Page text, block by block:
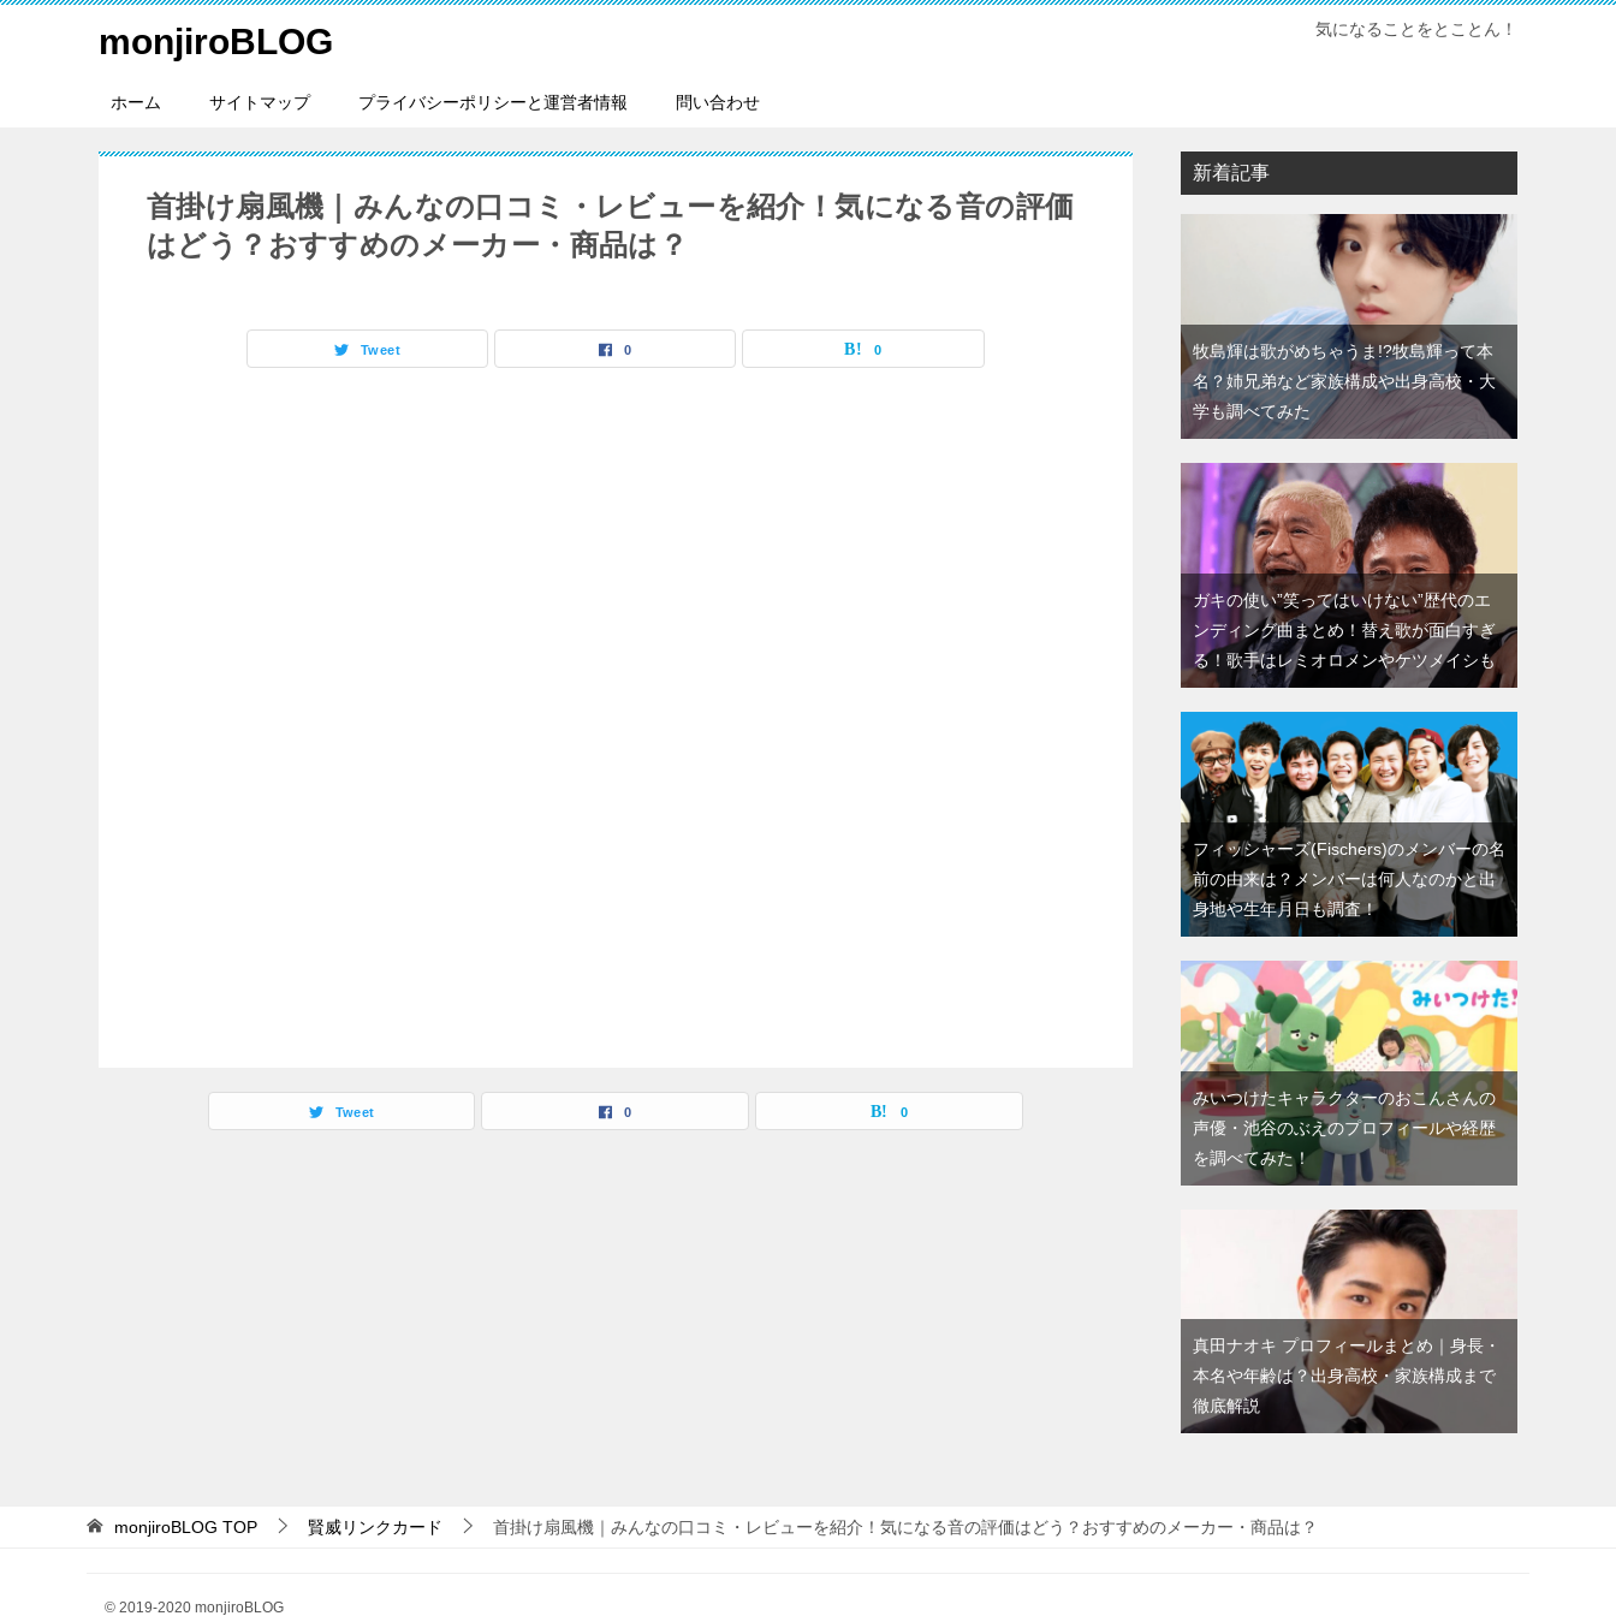
monjiroBLOG 気になることをとことん！
ホーム サイトマップ プライバシーポリシーと運営者情報 問い合わせ
首掛け扇風機｜みんなの口コミ・レビューを紹介！気になる音の評価
はどう？おすすめのメーカー・商品は？
Tweet 0 0
Tweet 0 0
新着記事
牧島輝は歌がめちゃうま!?牧島輝って本
名？姉兄弟など家族構成や出身高校・大
学も調べてみた
ガキの使い”笑ってはいけない”歴代のエ
ンディング曲まとめ！替え歌が面白すぎ
る！歌手はレミオロメンやケツメイシも
フィッシャーズ(Fischers)のメンバーの名
前の由来は？メンバーは何人なのかと出
身地や生年月日も調査！
みいつけたキャラクターのおこんさんの
声優・池谷のぶえのプロフィールや経歴
を調べてみた！
真田ナオキ プロフィールまとめ｜身長・
本名や年齢は？出身高校・家族構成まで
徹底解説
monjiroBLOG TOP 賢威リンクカード 首掛け扇風機｜みんなの口コミ・レビューを紹介！気になる音の評価はどう？おすすめのメーカー・商品は？
© 2019-2020 monjiroBLOG